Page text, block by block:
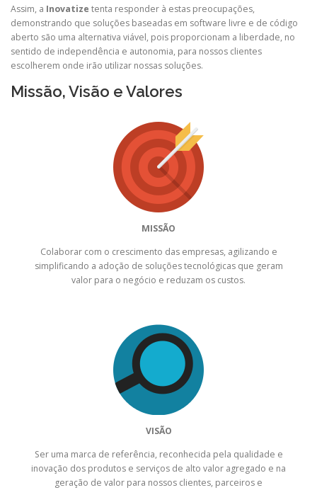
Assim, a Inovatize tenta responder à estas preocupações,
demonstrando que soluções baseadas em software livre e de código
aberto são uma alternativa viável, pois proporcionam a liberdade, no
sentido de independência e autonomia, para nossos clientes
escolherem onde irão utilizar nossas soluções.
Missão, Visão e Valores
MISSÃO
Colaborar com o crescimento das empresas, agilizando e
simplificando a adoção de soluções tecnológicas que geram
valor para o negócio e reduzam os custos.
VISÃO
Ser uma marca de referência, reconhecida pela qualidade e
inovação dos produtos e serviços de alto valor agregado e na
geração de valor para nossos clientes, parceiros e